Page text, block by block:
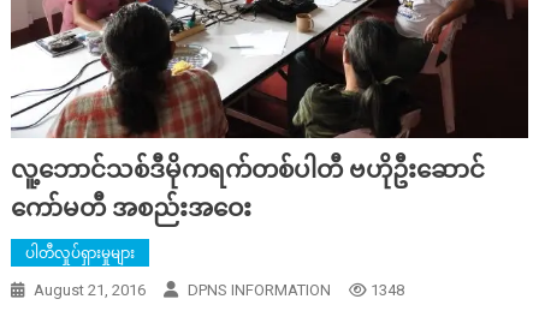
လူ့ဘောင်သစ်ဒီမိုကရက်တစ်ပါတီ ဗဟိုဦးဆောင်
ကော်မတီ အစည်းအဝေး
ပါတီလှုပ်ရှားမှုများ
August 21, 2016 DPNS INFORMATION 1348